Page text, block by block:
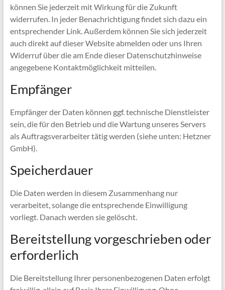
können Sie jederzeit mit Wirkung für die Zukunft
widerrufen. In jeder Benachrichtigung findet sich dazu ein
entsprechender Link. Außerdem können Sie sich jederzeit
auch direkt auf dieser Website abmelden oder uns Ihren
Widerruf über die am Ende dieser Datenschutzhinweise
angegebene Kontaktmöglichkeit mitteilen.
Empfänger
Empfänger der Daten können ggf. technische Dienstleister
sein, die für den Betrieb und die Wartung unseres Servers
als Auftragsverarbeiter tätig werden (siehe unten: Hetzner
GmbH).
Speicherdauer
Die Daten werden in diesem Zusammenhang nur
verarbeitet, solange die entsprechende Einwilligung
vorliegt. Danach werden sie gelöscht.
Bereitstellung vorgeschrieben oder
erforderlich
Die Bereitstellung Ihrer personenbezogenen Daten erfolgt